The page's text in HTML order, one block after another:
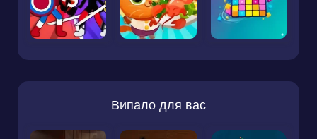
Випало для вас